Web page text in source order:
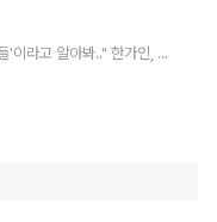
"얼굴을 가렸는데도 '한가인 아들'이라고 알아봐.." 한가인, 아들의 미모 오랜만에 공개(+아들 사진)